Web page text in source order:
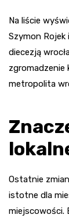
Na liście
Szymon Rojek
diecezją
zgromadzenie
metropolita
Ostatnie
istotne dla
miejscowości.